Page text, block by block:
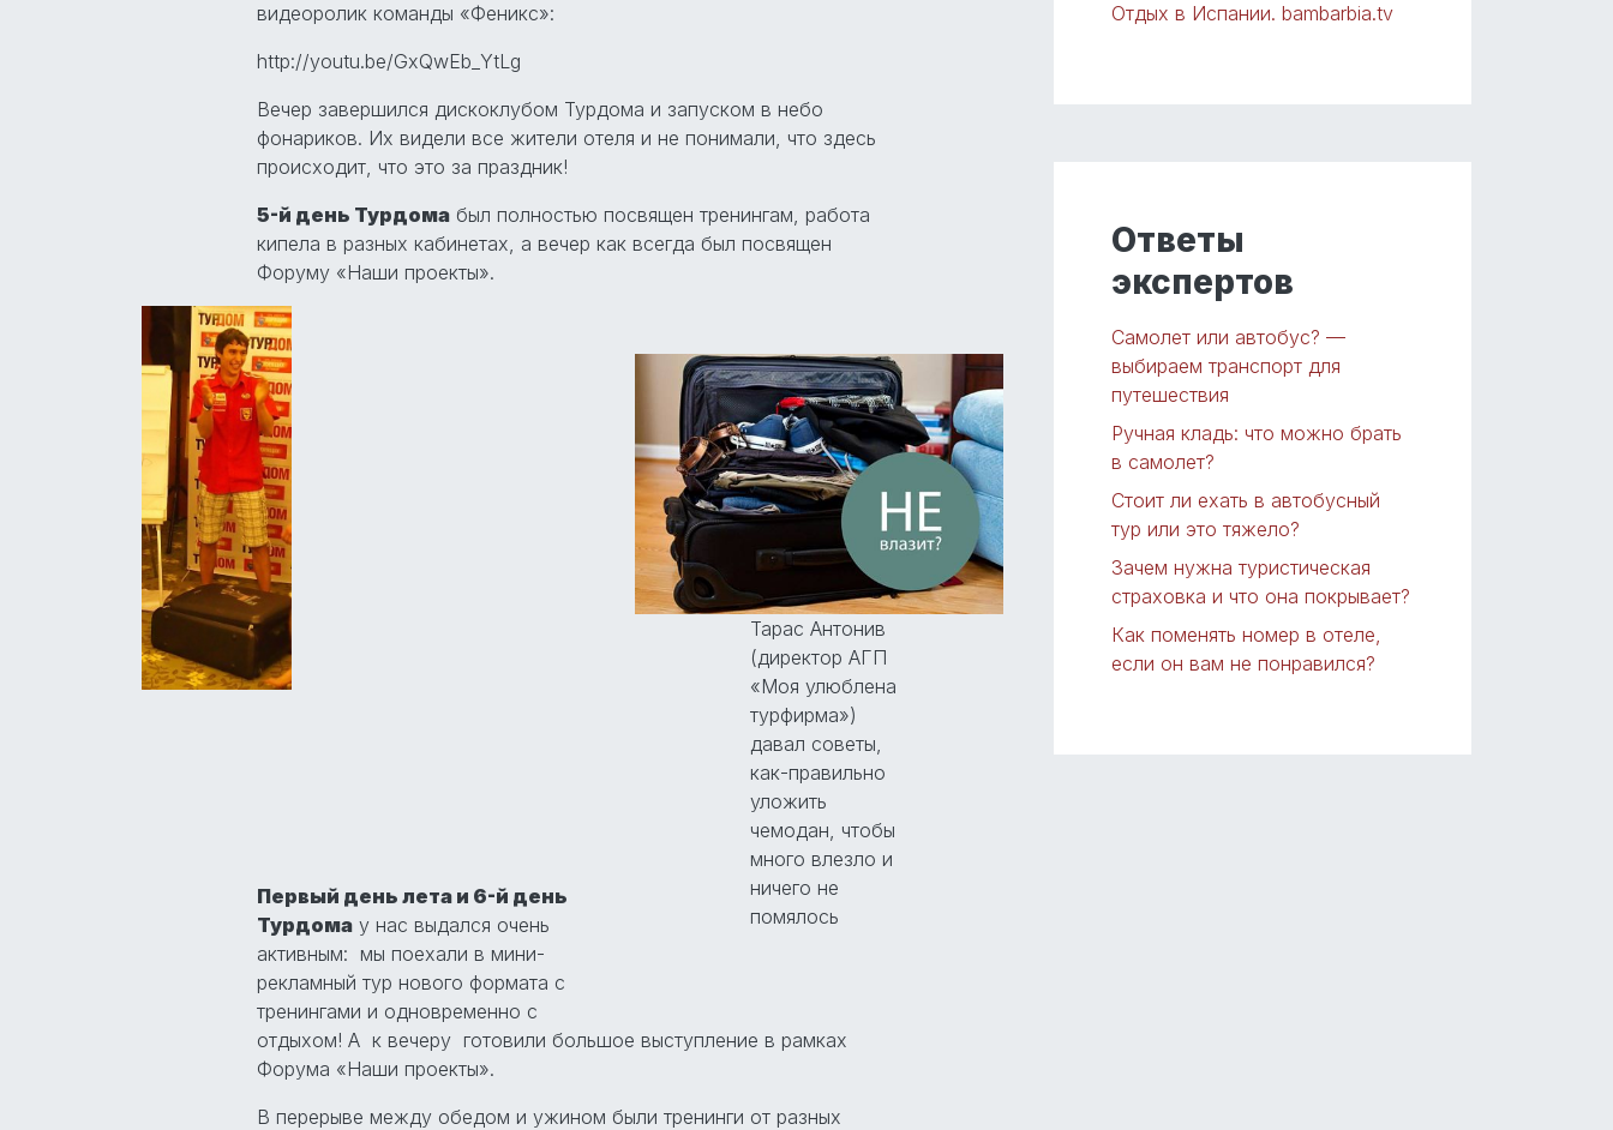
видеоролик команды «Феникс»:
http://youtu.be/GxQwEb_YtLg
Вечер завершился дискоклубом Турдома и запуском в небо
фонариков. Их видели все жители отеля и не понимали, что здесь
происходит, что это за праздник!
5-й день Турдома был полностью посвящен тренингам, работа
кипела в разных кабинетах, а вечер как всегда был посвящен
Форуму «Наши проекты».
Тарас Антонив
(директор АГП
«Моя улюблена
турфирма»)
давал советы,
как-правильно
уложить
чемодан, чтобы
много влезло и
ничего не
помялось
Первый день лета и 6-й день
Турдома у нас выдался очень
активным: мы поехали в мини-
рекламный тур нового формата с
тренингами и одновременно с
отдыхом! А к вечеру готовили большое выступление в рамках
Форума «Наши проекты».
В перерыве между обедом и ужином были тренинги от разных
Отдых в Испании. bambarbia.tv
Ответы
экспертов
Самолет или автобус? —
выбираем транспорт для
путешествия
Ручная кладь: что можно брать
в самолет?
Стоит ли ехать в автобусный
тур или это тяжело?
Зачем нужна туристическая
страховка и что она покрывает?
Как поменять номер в отеле,
если он вам не понравился?